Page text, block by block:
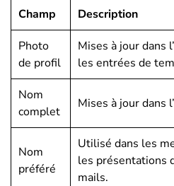
Champ Description
Photo
de profil
Mises à jour dans
les entrées de
Nom
complet
Mises à jour dans
Nom
préféré
Utilisé dans les
les présentations
mails.